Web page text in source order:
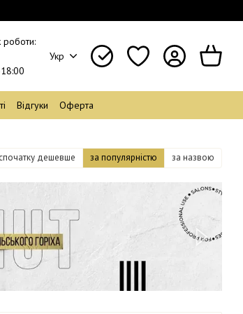
роботи:
Укр
Відгуки Оферта
спочатку дешевше за популярністю за назвою